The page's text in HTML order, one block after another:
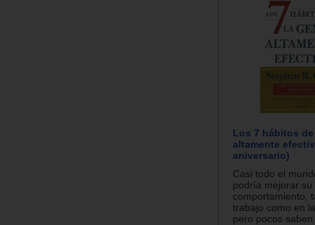
Los 7 hábitos
altamente
aniversario)
Casi todo el
podría mejorar su
comportamiento,
trabajo como en
pero pocos